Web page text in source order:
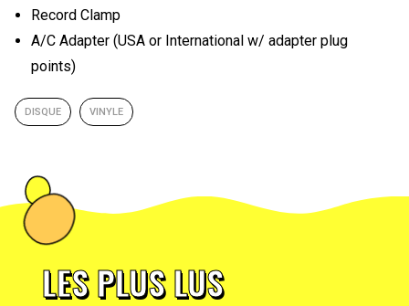
Record Clamp
A/C Adapter (USA or International w/ adapter plug
points)
DISQUE VINYLE
LES PLUS LUS